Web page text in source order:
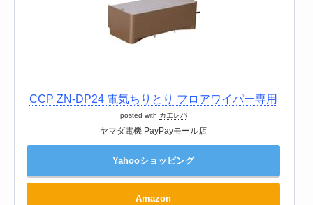
CCP ZN-DP24 電気ちりとり フロアワイパー専用
posted with カエレバ
ヤマダ電機 PayPayモール店
Yahooショッピング
Amazon